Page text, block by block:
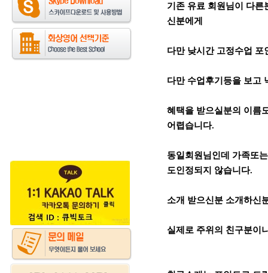
기존 유료 회원님이 다
신분에게
다만 낮시간 고정수업 포
다만 수업후기등을 보
혜택을 받으실분의 이름
어렵습니다.
동일회원님인데 가족또
도인정되지 않습니다.
소개 받으신분 소개하신
실제로 주위의 친구분이